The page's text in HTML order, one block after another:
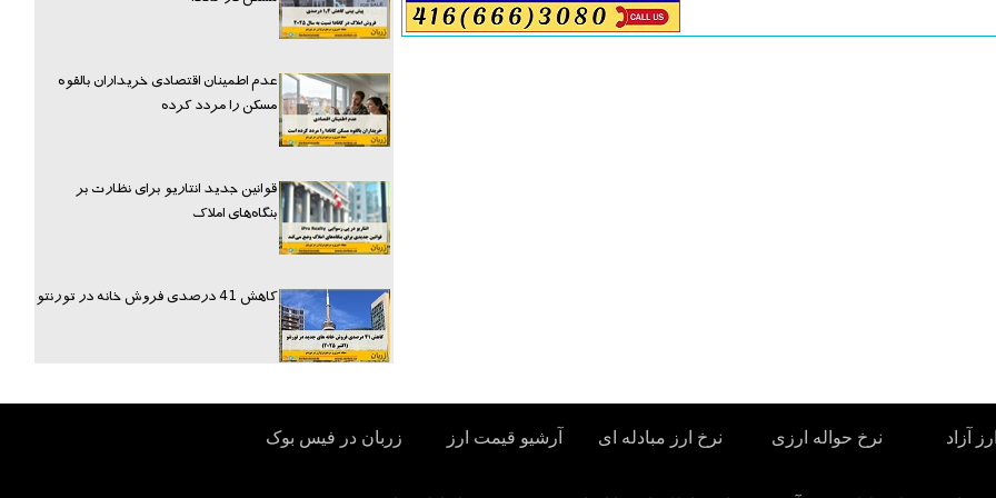
عدم اطمینان اقتصادی خریداران بالقوه
مسکن را مردد کرده
قوانین جدید انتاریو برای نظارت بر
بنگاه‌های املاک
کاهش 41 درصدی فروش خانه در تورنتو
آزاد نرخ حواله ارزی نرخ ارز مبادله ای آرشیو قیمت ارز زربان در فیس بوک